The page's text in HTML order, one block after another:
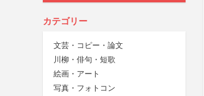
カテゴリー
文芸・コピー・論文
川柳・俳句・短歌
絵画・アート
写真・フォトコン